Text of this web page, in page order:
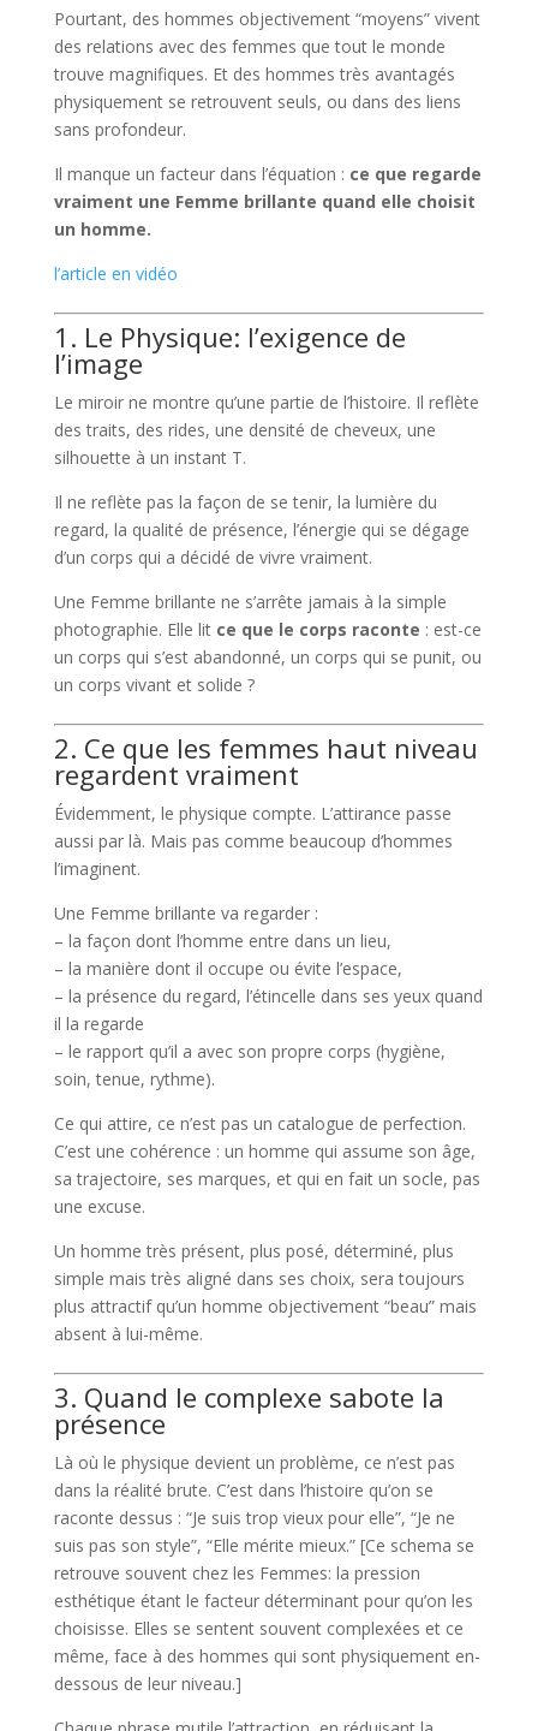
Pourtant, des hommes objectivement “moyens” vivent
des relations avec des femmes que tout le monde
trouve magnifiques. Et des hommes très avantagés
physiquement se retrouvent seuls, ou dans des liens
sans profondeur.
Il manque un facteur dans l’équation : ce que regarde
vraiment une Femme brillante quand elle choisit
un homme.
l’article en vidéo
1. Le Physique: l’exigence de
l’image
Le miroir ne montre qu’une partie de l’histoire. Il reflète
des traits, des rides, une densité de cheveux, une
silhouette à un instant T.
Il ne reflète pas la façon de se tenir, la lumière du
regard, la qualité de présence, l’énergie qui se dégage
d’un corps qui a décidé de vivre vraiment.
Une Femme brillante ne s’arrête jamais à la simple
photographie. Elle lit ce que le corps raconte : est-ce
un corps qui s’est abandonné, un corps qui se punit, ou
un corps vivant et solide ?
2. Ce que les femmes haut niveau
regardent vraiment
Évidemment, le physique compte. L’attirance passe
aussi par là. Mais pas comme beaucoup d’hommes
l’imaginent.
Une Femme brillante va regarder :
– la façon dont l’homme entre dans un lieu,
– la manière dont il occupe ou évite l’espace,
– la présence du regard, l’étincelle dans ses yeux quand
il la regarde
– le rapport qu’il a avec son propre corps (hygiène,
soin, tenue, rythme).
Ce qui attire, ce n’est pas un catalogue de perfection.
C’est une cohérence : un homme qui assume son âge,
sa trajectoire, ses marques, et qui en fait un socle, pas
une excuse.
Un homme très présent, plus posé, déterminé, plus
simple mais très aligné dans ses choix, sera toujours
plus attractif qu’un homme objectivement “beau” mais
absent à lui-même.
3. Quand le complexe sabote la
présence
Là où le physique devient un problème, ce n’est pas
dans la réalité brute. C’est dans l’histoire qu’on se
raconte dessus : “Je suis trop vieux pour elle”, “Je ne
suis pas son style”, “Elle mérite mieux.” [Ce schema se
retrouve souvent chez les Femmes: la pression
esthétique étant le facteur déterminant pour qu’on les
choisisse. Elles se sentent souvent complexées et ce
même, face à des hommes qui sont physiquement en-
dessous de leur niveau.]